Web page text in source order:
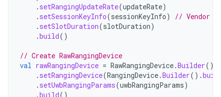
. setRangingUpdateRate(updateRate)
. setSessionKeyInfo(sessionKeyInfo)
// Vendor
. setSlotDuration(slotDuration)
.build()
// Create RawRangingDevice
val rawRangingDevice = RawRangingDevice.Builder()
. setRangingDevice(RangingDevice.Builder().
. setUwbRangingParams(uwbRangingParams)
.build()